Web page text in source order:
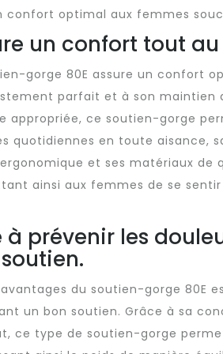
confort optimal aux femmes
un confort tout
gorge 80E assure un confort
parfait et à son maintien
appropriée, ce soutien-gorge
quotidiennes en toute aisance,
et ses matériaux
ainsi aux femmes de se
à prévenir les
du soutien-gorge 80E
un bon soutien. Grâce à sa
ce type de soutien-gorge